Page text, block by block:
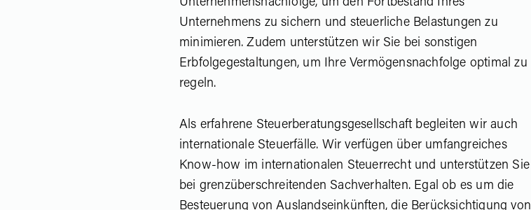
Unternehmens zu sichern und steuerliche Belastungen zu
minimieren. Zudem unterstützen wir Sie bei sonstigen
Erbfolgegestaltungen, um Ihre Vermögensnachfolge optimal zu
regeln.
Als erfahrene Steuerberatungsgesellschaft begleiten wir auch
internationale Steuerfälle. Wir verfügen über umfangreiches
Know-how im internationalen Steuerrecht und unterstützen Sie
bei grenzüberschreitenden Sachverhalten. Egal ob es um die
Besteuerung von Auslandseinkünften, die Berücksichtigung von